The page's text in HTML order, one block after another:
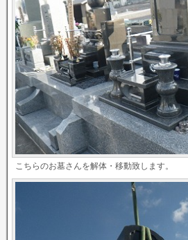
こちらのお墓さんを解体・移動致します。